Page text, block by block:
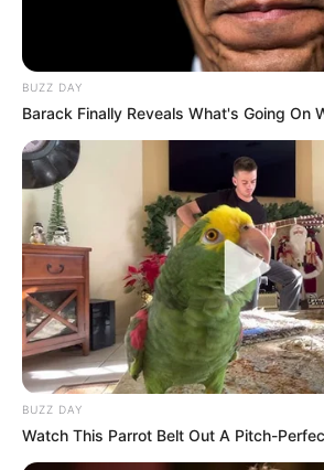
BUZZ DAY
Barack Finally Reveals What's Going On
BUZZ DAY
Watch This Parrot Belt Out A Pitch-